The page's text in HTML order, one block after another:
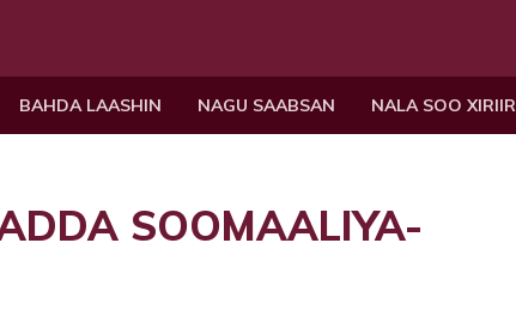
BAHDA LAASHIN NAGU SAABSAN NALA SOO XIRIIR
SOOMAALIYA-